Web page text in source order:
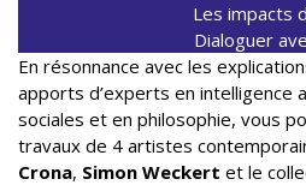
Les impacts
Dialoguer
En résonnance avec les
apports d’experts en intelligence
sociales et en philosophie, vous
travaux de 4 artistes
Crona, Simon Weckert et le